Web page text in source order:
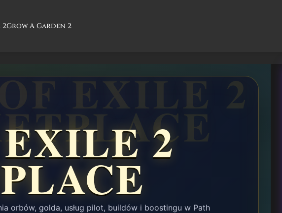
2Grow A Garden 2
2
orbów, golda, usług pilot, buildów i boostingu w Path